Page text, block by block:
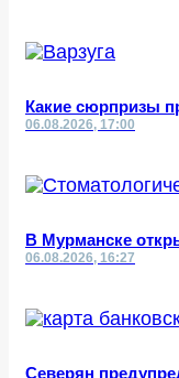
Какие сюрпризы
06.08.2026, 17:00
В Мурманске
06.08.2026, 16:27
Северян